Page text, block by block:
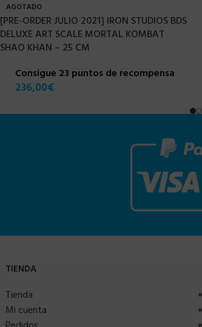
AGOTADO
[PRE-ORDER JULIO 2021] IRON STUDIOS BDS
DELUXE ART SCALE MORTAL KOMBAT
SHAO KHAN – 25 CM
Consigue 23 puntos de recompensa
236,00€
TIENDA
Tienda
Mi cuenta